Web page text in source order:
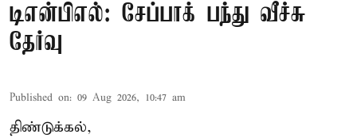
டிஎன்பிஎல்: சேப்பாக் பந்து வீச்சு
தேர்வு
Published on: 09 Aug 2026, 10:47 am
திண்டுக்கல்,